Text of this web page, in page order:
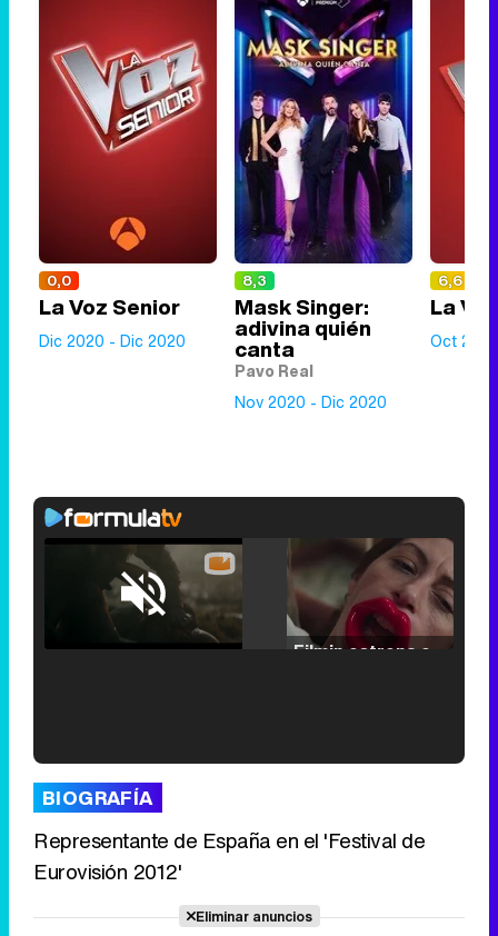
0,0
La Voz Senior
Dic 2020 - Dic 2020
8,3
Mask Singer:
adivina quién
canta
Pavo Real
Nov 2020 - Dic 2020
6,6
La
Oct
Unmute /
Loaded
25.30%
BIOGRAFÍA
Representante de España en el 'Festival de
Eurovisión 2012'
Eliminar anuncios